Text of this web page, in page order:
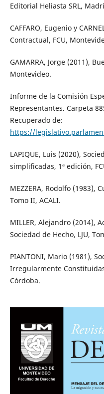
Editorial Heliasta SRL,
CAFFARO, Eugenio y
Contractual, FCU,
GAMARRA, Jorge (2011),
Montevideo.
Informe de la Comisión
Representantes. Carpeta
Recuperado de:
https://
LAPIQUE, Luis (2020),
simplificadas, 1ª edición,
MEZZERA, Rodolfo (1983),
Tomo II, ACALI.
MILLER, Alejandro (2014),
Sociedad de Hecho, LJU,
PIANTONI, Mario (1981),
Irregularmente
Córdoba.